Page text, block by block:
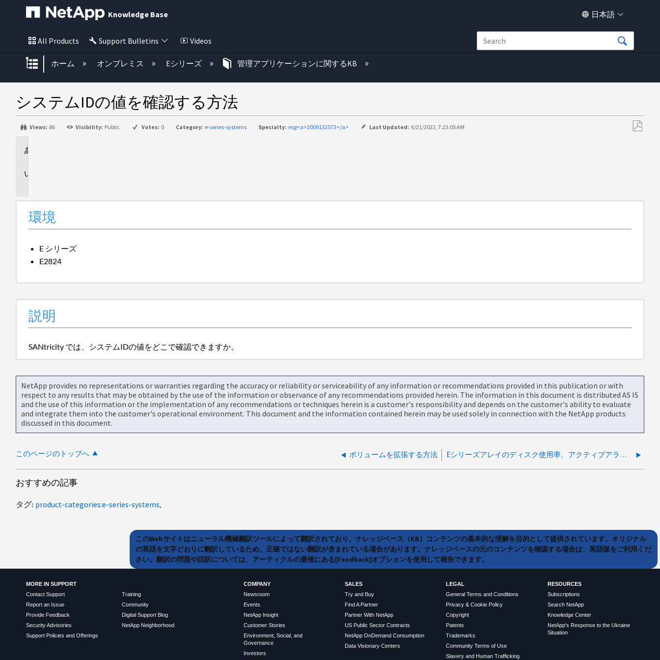
Knowledge Base 日本語
All Products Support Bulletins Videos
グローバル階層を展開/折りたたむ
ホーム オンプレミス Eシリーズ 管理アプリケーションに関するKB
システムIDの値を確認する方法
Views: 86 Visibility: Public Votes: 0 Category: e-series-systems Specialty: esg<a>2009132573</a> Last Updated: 6/21/2022, 7:23:05 AM
環境
E シリーズ
E2824
説明
SANtricity では、システムIDの値をどこで確認できますか。
NetApp provides no representations or warranties regarding the accuracy or reliability or serviceability of any information or recommendations provided in this publication or with
respect to any results that may be obtained by the use of the information or observance of any recommendations provided herein. The information in this document is distributed AS IS
and the use of this information or the implementation of any recommendations or techniques herein is a customer's responsibility and depends on the customer's ability to evaluate
and integrate them into the customer's operational environment. This document and the information contained herein may be used solely in connection with the NetApp products
discussed in this document.
このページのトップへ ボリュームを拡張する方法 Eシリーズアレイのディスク使用率、アクティブアラート、ホストポート利用率を確認する方法
おすすめの記事
タグ product-categories:e-series-systems
このWebサイトはニューラル機械翻訳ツールによって翻訳されており、ナレッジベース（KB）コンテンツの基本的な理解を目的として提供されています。オリジナル
の英語を文字どおりに翻訳しているため、正確ではない翻訳が含まれている場合があります。ナレッジベースの元のコンテンツを確認する場合は、英語版をご利用くだ
さい。翻訳の問題や誤訳については、アーティクルの最後にある[Feedback]オプションを使用して報告できます。
MORE IN SUPPORT
Contact Support
Report an Issue
Provide Feedback
Security Advisories
Support Policies and Offerings
Training
Community
Digital Support Blog
NetApp Neighborhood
COMPANY
Newsroom
Events
NetApp Insight
Customer Stories
Environment, Social, and
Governance
Investors
SALES
Try and Buy
Find A Partner
Partner With NetApp
US Public Sector Contracts
NetApp OnDemand Consumption
Data Visionary Centers
LEGAL
General Terms and Conditions
Privacy & Cookie Policy
Copyright
Patents
Trademarks
Community Terms of Use
Slavery and Human Trafficking
RESOURCES
Subscriptions
Search NetApp
Knowledge Center
NetApp's Response to the Ukraine
Situation